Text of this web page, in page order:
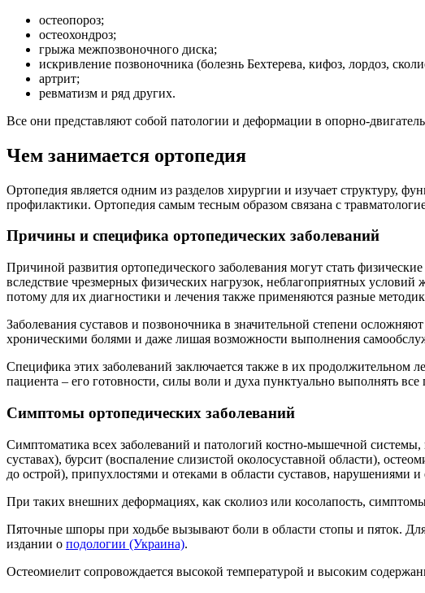
остеопороз;
остеохондроз;
грыжа межпозвоночного диска;
искривление позвоночника (болезнь Бехтерева, кифоз, лордоз,
артрит;
ревматизм и ряд других.
Все они представляют собой патологии и деформации в опорно-
Чем занимается ортопедия
Ортопедия является одним из разделов хирургии и изучает структуру,
профилактики. Ортопедия самым тесным образом связана с
Причины и специфика ортопедических заболеваний
Причиной развития ортопедического заболевания могут стать
вследствие чрезмерных физических нагрузок, неблагоприятных
потому для их диагностики и лечения также применяются разные
Заболевания суставов и позвоночника в значительной степени
хроническими болями и даже лишая возможности выполнения
Специфика этих заболеваний заключается также в их продолжительном
пациента – его готовности, силы воли и духа пунктуально выполнять все
Симптомы ортопедических заболеваний
Симптоматика всех заболеваний и патологий костно-мышечной
суставах), бурсит (воспаление слизистой околосуставной области),
до острой), припухлостями и отеками в области суставов,
При таких внешних деформациях, как сколиоз или косолапость,
Пяточные шпоры при ходьбе вызывают боли в области стопы и пяток.
издании о подологии (Украина).
Остеомиелит сопровождается высокой температурой и высоким